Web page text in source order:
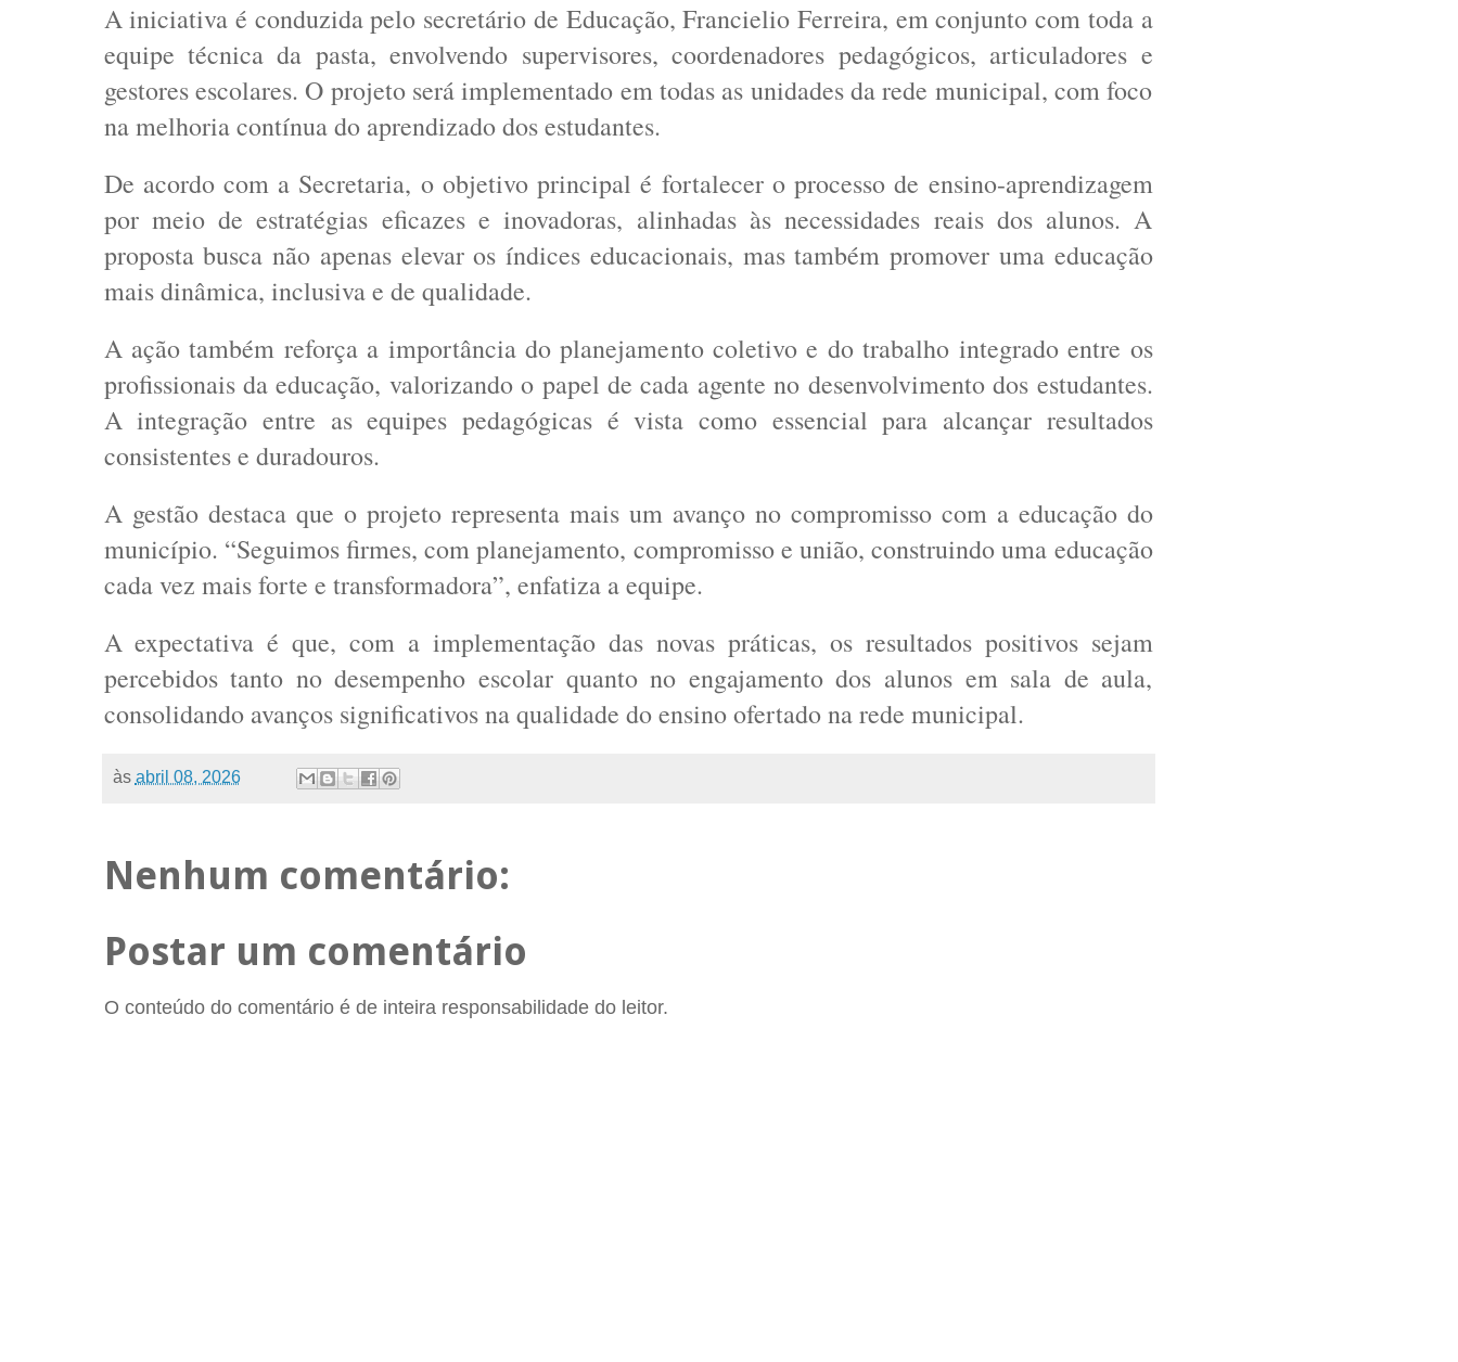
A iniciativa é conduzida pelo secretário de Educação,Francielio Ferreira, em conjunto com toda a
equipe técnica da pasta, envolvendo supervisores, coordenadores pedagógicos, articuladores e
gestores escolares. O projeto será implementado em todas as unidades da rede municipal, com foco
na melhoria contínua do aprendizado dos estudantes.
De acordo com a Secretaria, o objetivo principal é fortalecer o processo de ensino-aprendizagem
por meio de estratégias eficazes e inovadoras, alinhadas às necessidades reais dos alunos. A
proposta busca não apenas elevar os índices educacionais, mas também promover uma educação
mais dinâmica, inclusiva e de qualidade.
A ação também reforça a importância do planejamento coletivo e do trabalho integrado entre os
profissionais da educação, valorizando o papel de cada agente no desenvolvimento dos estudantes.
A integração entre as equipes pedagógicas é vista como essencial para alcançar resultados
consistentes e duradouros.
A gestão destaca que o projeto representa mais um avanço no compromisso com a educação do
município. “Seguimos firmes, com planejamento, compromisso e união, construindo uma educação
cada vez mais forte e transformadora”, enfatiza a equipe.
A expectativa é que, com a implementação das novas práticas, os resultados positivos sejam
percebidos tanto no desempenho escolar quanto no engajamento dos alunos em sala de aula,
consolidando avanços significativos na qualidade do ensino ofertado na rede municipal.
às abril 08, 2026
Nenhum comentário:
Postar um comentário
O conteúdo do comentário é de inteira responsabilidade do leitor.